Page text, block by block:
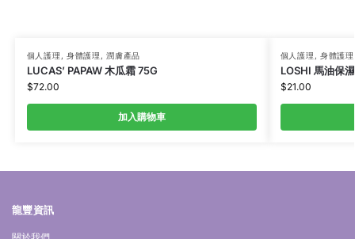
個人護理 , 身體護理 ,潤膚產品
LUCAS’ PAPAW 木瓜霜 75G
$72.00
加入購物車
個人護理 , 身體護理
LOSHI 馬油保
$21.00
龍豐資訊
關於我們